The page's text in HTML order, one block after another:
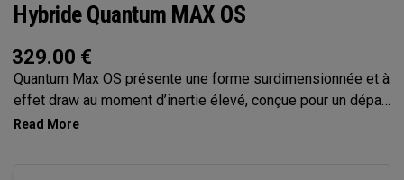
Hybride Quantum MAX OS
329.00 €
Quantum Max OS présente une forme surdimensionnée et à
effet draw au moment d’inertie élevé, conçue pour un départ
de balle facile et une tolérance maximale. Idéal pour les